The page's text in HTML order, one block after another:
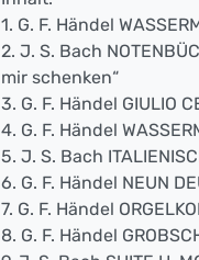
1. G. F. Händel
2. J. S. Bach
mir schenken“
3. G. F. Händel GIULIO
4. G. F. Händel
5. J. S. Bach
6. G. F. Händel NEUN
7. G. F. Händel
8. G. F. Händel